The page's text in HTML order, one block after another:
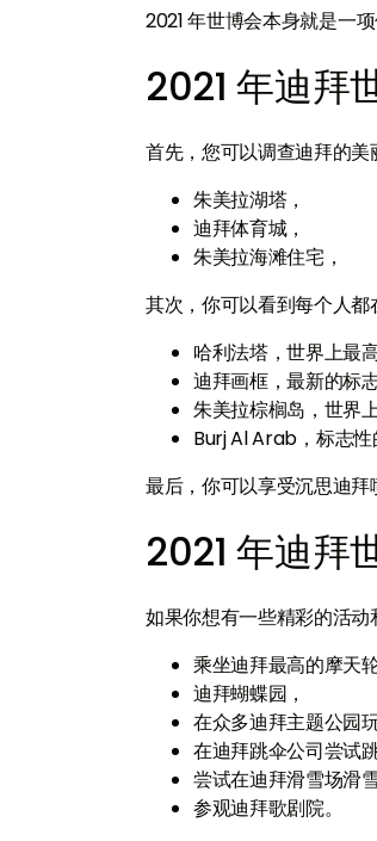
2021 年世博会本身就是一
2021 年迪拜
首先，您可以调查迪拜的美
朱美拉湖塔，
迪拜体育城，
朱美拉海滩住宅，
其次，你可以看到每个人都
哈利法塔，世界上最
迪拜画框，最新的标
朱美拉棕榈岛，世界
Burj Al Arab，标志性
最后，你可以享受沉思迪拜
2021 年迪拜
如果你想有一些精彩的活
乘坐迪拜最高的摩天
迪拜蝴蝶园，
在众多迪拜主题公园
在迪拜跳伞公司尝试
尝试在迪拜滑雪场滑
参观迪拜歌剧院。